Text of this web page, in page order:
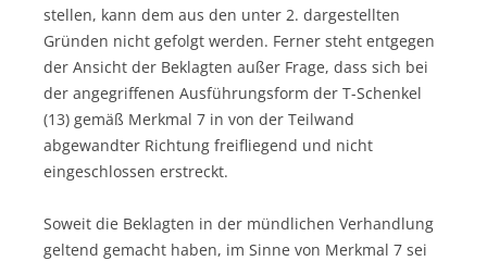
stellen, kann dem aus den unter 2. dargestellten
Gründen nicht gefolgt werden. Ferner steht entgegen
der Ansicht der Beklagten außer Frage, dass sich bei
der angegriffenen Ausführungsform der T-Schenkel
(13) gemäß Merkmal 7 in von der Teilwand
abgewandter Richtung freifliegend und nicht
eingeschlossen erstreckt.
Soweit die Beklagten in der mündlichen Verhandlung
geltend gemacht haben, im Sinne von Merkmal 7 sei